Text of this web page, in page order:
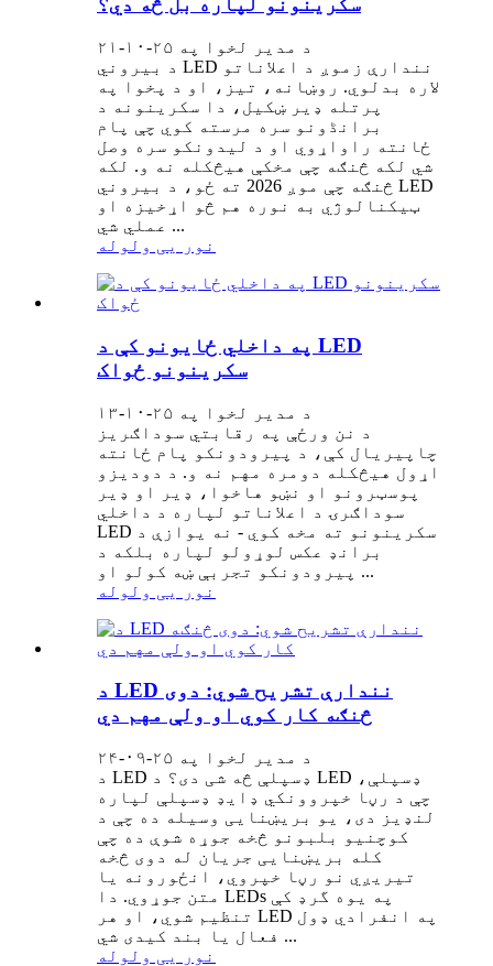
د مدیر لخوا په ۲۵-۱۰-۲۱
د بیروني LED نندارې زموږ د اعلاناتو
لاره بدلوي. روښانه، تیز، او د پخوا په
پرتله ډیر ښکیل، دا سکرینونه د
برانڈونو سره مرسته کوي چې پام
ځانته راواړوي او د لیدونکو سره وصل
شي لکه څنګه چې مخکې هیڅکله نه و. لکه
څنګه چې موږ 2026 ته ځو، د بیروني LED
ټیکنالوژي به نوره هم څو اړخیزه او
عملي شي ...
نور یی ولوله
په داخلي ځایونو کې د LED
سکرینونو ځواک
د مدیر لخوا په ۲۵-۱۰-۱۳
د نن ورځې په رقابتي سوداګریز
چاپیریال کې، د پیرودونکو پام ځانته
اړول هیڅکله دومره مهم نه و. د دودیزو
پوسټرونو او نښو هاخوا، ډیر او ډیر
سوداګرۍ د اعلاناتو لپاره د داخلي
LED سکرینونو ته مخه کوي - نه یوازې د
برانډ عکس لوړولو لپاره بلکه د
پیرودونکو تجربې ښه کولو او ...
نور یی ولوله
د LED نندارې تشریح شوي: دوی
څنګه کار کوي او ولې مهم دي
د مدیر لخوا په ۲۵-۰۹-۲۴
د LED ډسپلې څه شی دی؟ د LED ډسپلې،
چې د رڼا خپروونکي ډایډ ډسپلې لپاره
لنډیز دی، یو بریښنایی وسیله ده چې د
کوچنیو بلبونو څخه جوړه شوې ده چې
کله بریښنایی جریان له دوی څخه
تیریږي نو رڼا خپروي، انځورونه یا
متن جوړوي. دا LEDs په یوه گرډ کې
تنظیم شوي، او هر LED په انفرادي ډول
فعال یا بند کیدی شي ...
نور یی ولوله